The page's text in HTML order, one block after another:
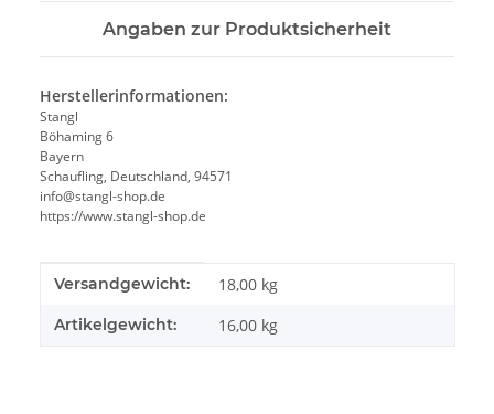
Angaben zur Produktsicherheit
Herstellerinformationen:
Stangl
Böhaming 6
Bayern
Schaufling, Deutschland, 94571
info@stangl-shop.de
https://www.stangl-shop.de
Produkteigenschaft
Wert
Versandgewicht: 18,00 kg
Artikelgewicht: 16,00 kg